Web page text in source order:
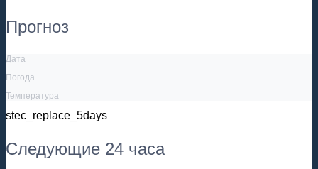
Прогноз
Дата
Погода
Температура
stec_replace_5days
Следующие 24 часа